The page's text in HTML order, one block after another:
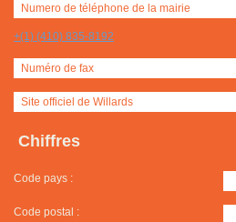
Numero de téléphone de la mairie
+(1) (410) 835-8192
Numéro de fax
Site officiel de Willards
Chiffres
Code pays :
Code postal :